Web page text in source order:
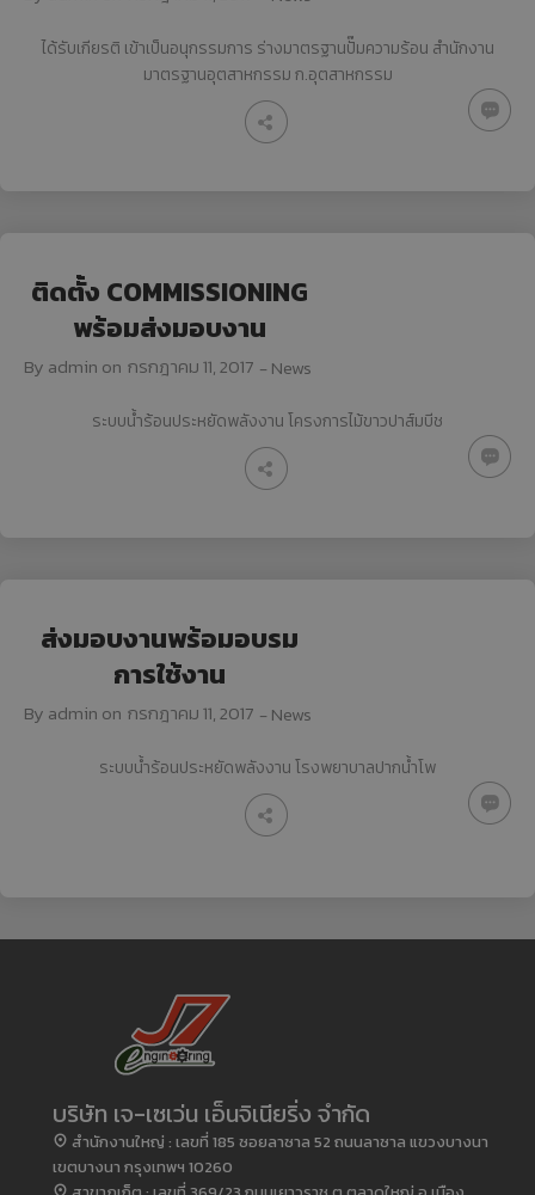
ได้รับเกียรติ เข้าเป็นอนุกรรมการ ร่างมาตรฐานปั๊มความร้อน สำนักงาน
มาตรฐานอุตสาหกรรม ก.อุตสาหกรรม
ติดตั้ง COMMISSIONING
พร้อมส่งมอบงาน
By admin on กรกฎาคม 11, 2017 - News
ระบบน้ำร้อนประหยัดพลังงาน โครงการไม้ขาวปาส์มบีช
ส่งมอบงานพร้อมอบรม
การใช้งาน
By admin on กรกฎาคม 11, 2017 - News
ระบบน้ำร้อนประหยัดพลังงาน โรงพยาบาลปากน้ำโพ
บริษัท เจ-เซเว่น เอ็นจิเนียริ่ง จำกัด
สำนักงานใหญ่ : เลขที่ 185 ซอยลาซาล 52 ถนนลาซาล แขวงบางนา
เขตบางนา กรุงเทพฯ 10260